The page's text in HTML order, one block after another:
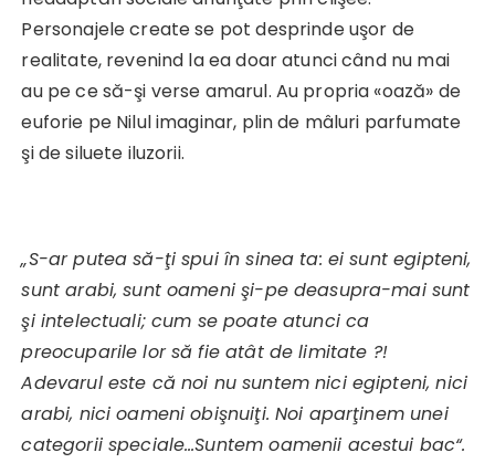
Personajele create se pot desprinde uşor de
realitate, revenind la ea doar atunci când nu mai
au pe ce să-şi verse amarul. Au propria «oază» de
euforie pe Nilul imaginar, plin de mâluri parfumate
şi de siluete iluzorii.
„S-ar putea să-ţi spui în sinea ta: ei sunt egipteni,
sunt arabi, sunt oameni şi-pe deasupra-mai sunt
şi intelectuali; cum se poate atunci ca
preocuparile lor să fie atât de limitate ?!
Adevarul este că noi nu suntem nici egipteni, nici
arabi, nici oameni obişnuiţi. Noi aparţinem unei
categorii speciale…Suntem oamenii acestui bac“.